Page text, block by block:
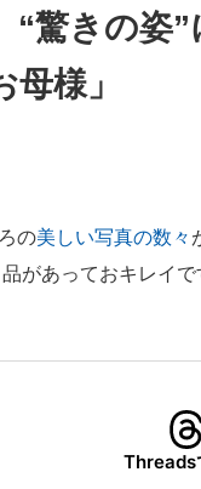
エレクトロニクス専門サ
驚きの姿”
母様」
の美しい写真の数々
があっておキレイ
Threads